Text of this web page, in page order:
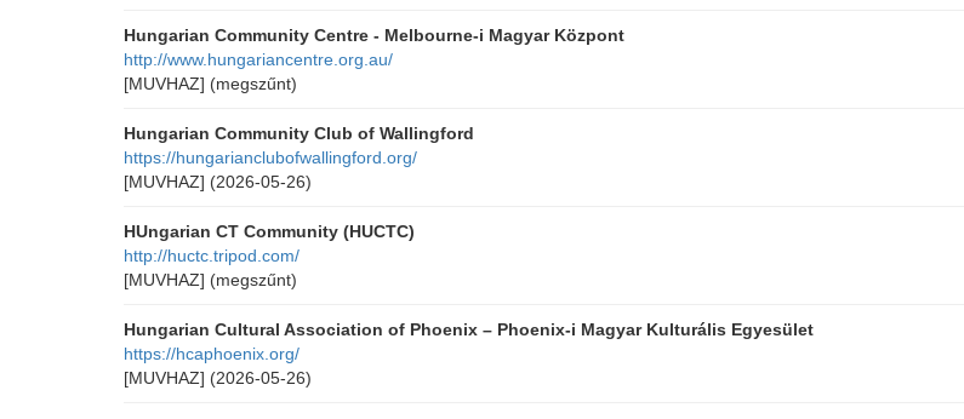
Hungarian Community Centre - Melbourne-i Magyar Központ
http://www.hungariancentre.org.au/
[MUVHAZ] (megszűnt)
Hungarian Community Club of Wallingford
https://hungarianclubofwallingford.org/
[MUVHAZ] (2026-05-26)
HUngarian CT Community (HUCTC)
http://huctc.tripod.com/
[MUVHAZ] (megszűnt)
Hungarian Cultural Association of Phoenix – Phoenix-i Magyar Kulturális Egyesület
https://hcaphoenix.org/
[MUVHAZ] (2026-05-26)